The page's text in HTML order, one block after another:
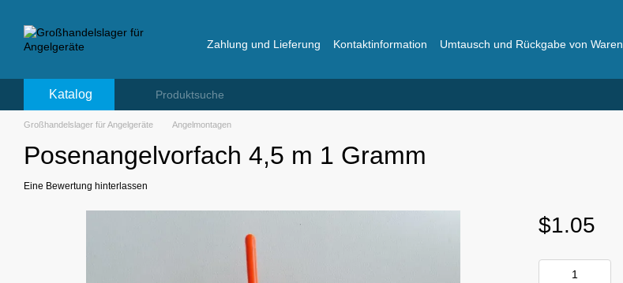
Zahlung und Lieferung Kontaktinformation
Umtausch und Rückgabe von Waren
Katalog
Großhandelslager für Angelgeräte Angelmontagen
Posenangelvorfach 4,5 m 1 Gramm
Eine Bewertung hinterlassen
$1.05